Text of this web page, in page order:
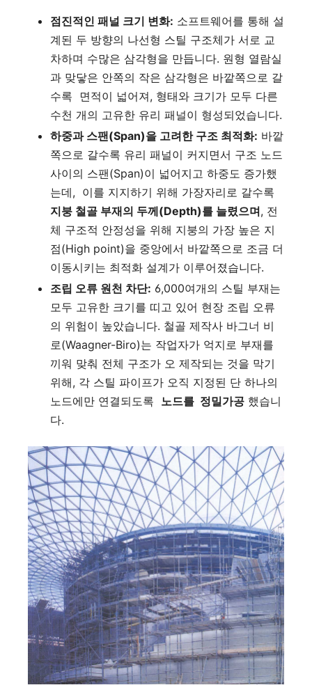
점진적인 패널 크기 변화: 소프트웨어를 통해 설
계된 두 방향의 나선형 스틸 구조체가 서로 교
차하며 수많은 삼각형을 만듭니다. 원형 열람실
과 맞닿은 안쪽의 작은 삼각형은 바깥쪽으로 갈
수록 면적이 넓어져, 형태와 크기가 모두 다른
수천 개의 고유한 유리 패널이 형성되었습니다.
하중과 스팬(Span)을 고려한 구조 최적화: 바깥
쪽으로 갈수록 유리 패널이 커지면서 구조 노드
사이의 스팬(Span)이 넓어지고 하중도 증가했
는데, 이를 지지하기 위해 가장자리로 갈수록
지붕 철골 부재의 두께(Depth)를 늘렸으며, 전
체 구조적 안정성을 위해 지붕의 가장 높은 지
점(High point)을 중앙에서 바깥쪽으로 조금 더
이동시키는 최적화 설계가 이루어졌습니다.
조립 오류 원천 차단: 6,000여개의 스틸 부재는
모두 고유한 크기를 띠고 있어 현장 조립 오류
의 위험이 높았습니다. 철골 제작사 바그너 비
로(Waagner-Biro)는 작업자가 억지로 부재를
끼워 맞춰 전체 구조가 오 제작되는 것을 막기
위해, 각 스틸 파이프가 오직 지정된 단 하나의
노드에만 연결되도록 노드를 정밀가공 했습니
다.